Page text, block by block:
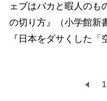
ェブはバカと暇人のも
の切り方』（小学館新
『日本をダサくした「
1